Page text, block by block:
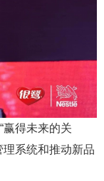
赢得未来的关
系统和推动新品